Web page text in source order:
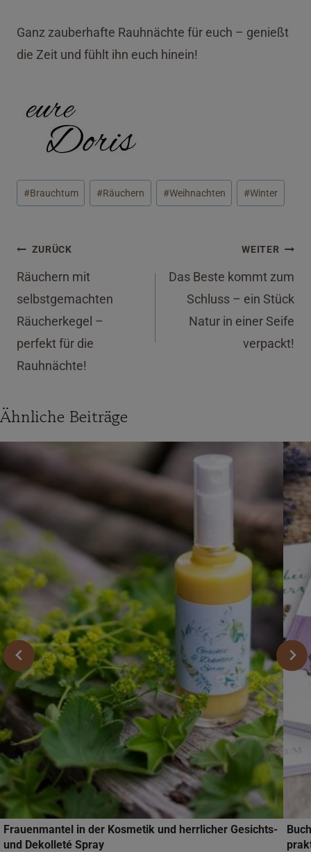
Ganz zauberhafte Rauhnächte für euch – genießt
die Zeit und fühlt ihn euch hinein!
Schlagworte:
#Brauchtum #Räuchern #Weihnachten #Winter
Beitragsnavigation
ZURÜCK
Räuchern mit
selbstgemachten
Räucherkegel –
perfekt für die
Rauhnächte!
WEITER
Das Beste kommt zum
Schluss – ein Stück
Natur in einer Seife
verpackt!
Ähnliche Beiträge
Frauenmantel in der Kosmetik und herrlicher Gesichts-
und Dekolleté Spray